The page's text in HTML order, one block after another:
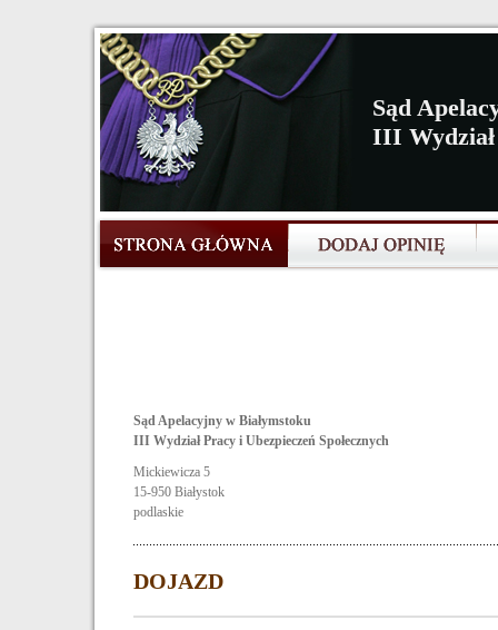
Sąd
III Wydział
Sąd Apelacyjny w Białymstoku
III Wydział Pracy i Ubezpieczeń Społecznych
Mickiewicza 5
15-950 Białystok
podlaskie
DOJAZD